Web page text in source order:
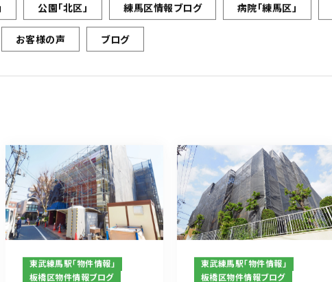
公園「北区」 練馬区情報ブログ 病院「練馬区」
お客様の声 ブログ
東武練馬駅「物件情報」
板橋区物件情報ブログ
東武練馬駅「物件情報」
板橋区物件情報ブログ